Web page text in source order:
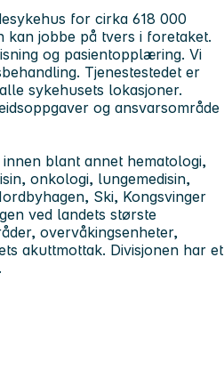
for cirka 618 000
jobbe på tvers i foretaket.
og pasientopplæring. Vi
Tjenestestedet er
sykehusets lokasjoner.
og ansvarsområde
blant annet hematologi,
onkologi, lungemedisin,
Ski, Kongsvinger
ved landets største
overvåkingsenheter,
akuttmottak. Divisjonen har et